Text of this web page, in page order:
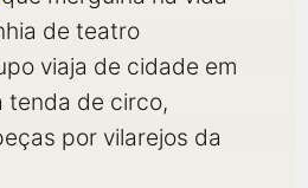
de teatro
viaja de cidade em
tenda de circo,
por vilarejos da
horários, assistir aos